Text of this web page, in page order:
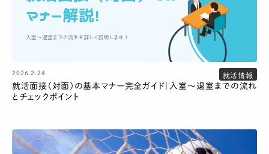
2026.2.24 就活情報
就活面接（対面）の基本マナー完全ガイド｜入室〜退室までの流れ
とチェックポイント